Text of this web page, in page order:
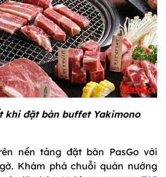
khi đặt bàn buffet Yakimono
nền tảng đặt bàn PasGo với
Khám phá chuỗi quán nướng